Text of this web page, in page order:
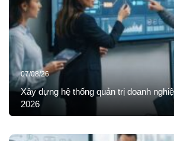
07/08/26
Xây dựng hệ thống quản trị doanh
2026